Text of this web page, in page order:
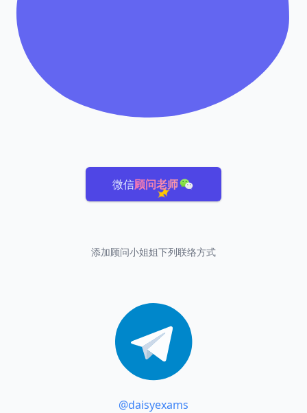
微信顾问老师
添加顾问小姐姐下列联络方式
@daisyexams